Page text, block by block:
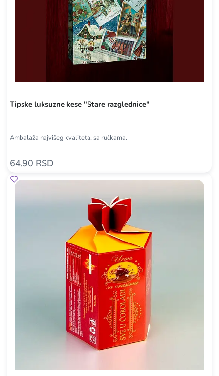
Tipske luksuzne kese "Stare razglednice"
Ambalaža najvišeg kvaliteta, sa ručkama.
64,90 RSD